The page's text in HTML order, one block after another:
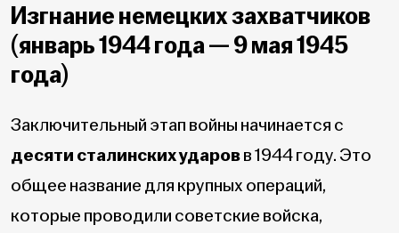
Изгнание немецких захватчиков
(январь 1944 года — 9 мая 1945
года)
Заключительный этап войны начинается с
десяти сталинских ударовв 1944 году. Это
общее название для крупных операций,
которые проводили советские войска,